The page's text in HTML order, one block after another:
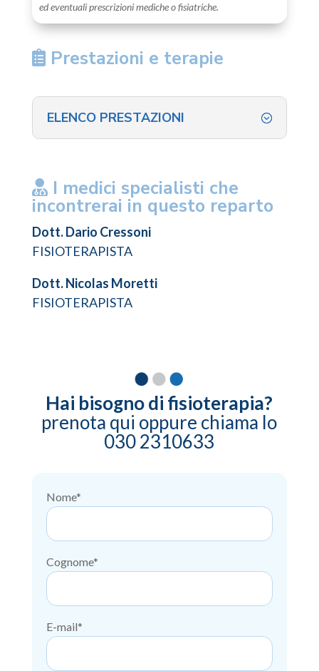
ed eventuali prescrizioni mediche o fisiatriche.
Prestazioni e terapie
ELENCO PRESTAZIONI
I medici specialisti che
incontrerai in questo reparto
Dott. Dario Cressoni
FISIOTERAPISTA
Dott. Nicolas Moretti
FISIOTERAPISTA
Hai bisogno di fisioterapia?
prenota qui oppure chiama lo
030 2310633
Nome*
Cognome*
E-mail*